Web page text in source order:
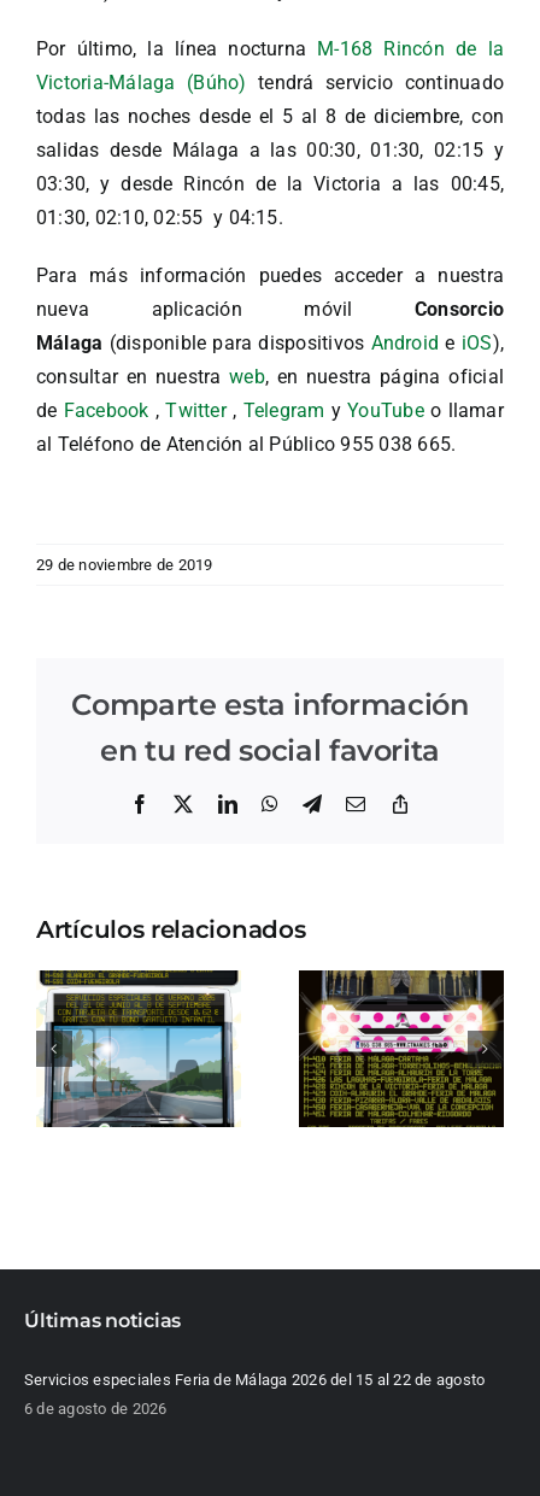
Por último, la línea nocturna M-168 Rincón de la
Victoria-Málaga (Búho) tendrá servicio continuado
todas las noches desde el 5 al 8 de diciembre, con
salidas desde Málaga a las 00:30, 01:30, 02:15 y
03:30, y desde Rincón de la Victoria a las 00:45,
01:30, 02:10, 02:55 y 04:15.
Para más información puedes acceder a nuestra
nueva aplicación móvil Consorcio
Málaga (disponible para dispositivos Android e iOS),
consultar en nuestraweb, en nuestra página oficial
de Facebook ,Twitter, Telegram yYouTubeo llamar
al Teléfono de Atención al Público 955 038 665.
29 de noviembre de 2019
Comparte esta información
en tu red social favorita
Facebook LinkedInWhatsApp
Telegram
Correo
Artículos relacionados
Últimas noticias
Servicios especiales Feria de Málaga 2026 del 15 al 22 de agosto
6 de agosto de 2026